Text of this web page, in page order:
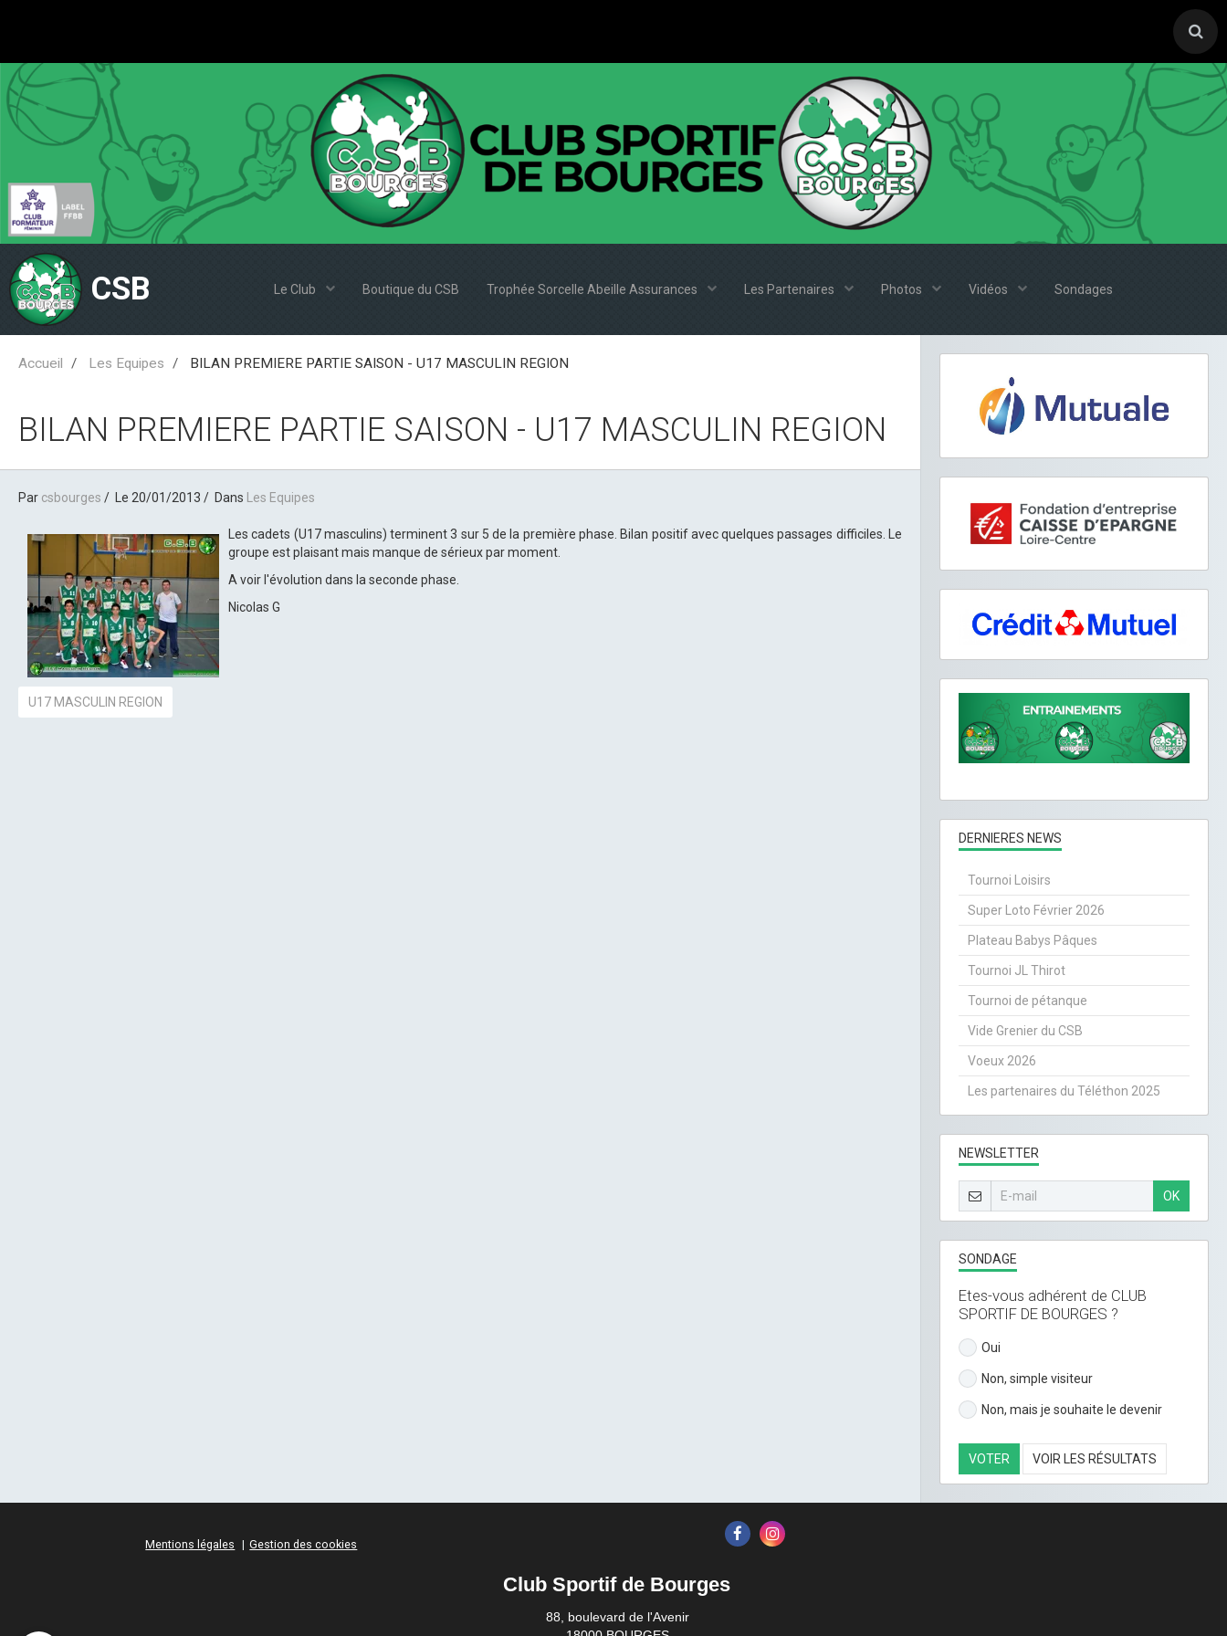
CSB Le Club Boutique du CSB Trophée Sorcelle Abeille Assurances Les Partenaires Photos Vidéos Sondages
Accueil Les Equipes BILAN PREMIERE PARTIE SAISON - U17 MASCULIN REGION
BILAN PREMIERE PARTIE SAISON - U17 MASCULIN REGION
Par csbourges Le 20/01/2013 Dans Les Equipes
Les cadets (U17 masculins) terminent 3 sur 5 de la première phase. Bilan positif avec quelques passages difficiles. Le
groupe est plaisant mais manque de sérieux par moment.
A voir l'évolution dans la seconde phase.
Nicolas G
U17 MASCULIN REGION
DERNIERES NEWS
Tournoi Loisirs
Super Loto Février 2026
Plateau Babys Pâques
Tournoi JL Thirot
Tournoi de pétanque
Vide Grenier du CSB
Voeux 2026
Les partenaires du Téléthon 2025
NEWSLETTER
OK
SONDAGE
Etes-vous adhérent de CLUB
SPORTIF DE BOURGES ?
Oui
Non, simple visiteur
Non, mais je souhaite le devenir
VOTER VOIR LES RÉSULTATS
Mentions légales Gestion des cookies
Club Sportif de Bourges
88, boulevard de l'Avenir